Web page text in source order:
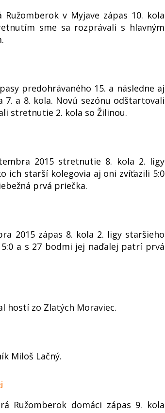
v Myjave zápas 10. kola
sme sa rozprávali s hlavným
predohrávaného 15. a následne aj
a 8. kola. Novú sezónu odštartovali
stretnutie 2. kola so Žilinou.
2015 stretnutie 8. kola 2. ligy
ich starší kolegovia aj oni zvíťazili 5:0
prvá priečka.
2015 zápas 8. kola 2. ligy staršieho
a s 27 bodmi jej naďalej patrí prvá
hostí zo Zlatých Moraviec.
Miloš Lačný.
Ružomberok domáci zápas 9. kola